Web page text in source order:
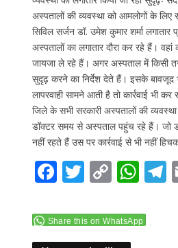
अस्पतालों की व्यवस्था को आमलोगों के
सिविल सर्जन डॉ. उमेश कुमार शर्मा
अस्पतालों का लगातार दौरा कर रहे हैं।
जायजा ले रहे हैं। अगर अस्पताल में किसी
सुदृढ़ करने का निर्देश देते हैं। इसके बावजूद
लापरवाही सामने आती है तो कार्रवाई भी
जिले के सभी सरकारी अस्पतालों की व्यवस्था
डॉक्टर समय से अस्पताल पहुंच रहे हैं। जो
नहीं रहते हैं उस पर कार्रवाई से भी नहीं
F
e
b
T
itt
er
C
p
y
W
at
Share this on WhatsApp